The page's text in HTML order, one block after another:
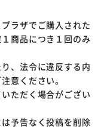
ラザでご購入された
商品につき１回のみ
、法令に違反する内
意ください。
ただく場合がござい
予告なく投稿を削除